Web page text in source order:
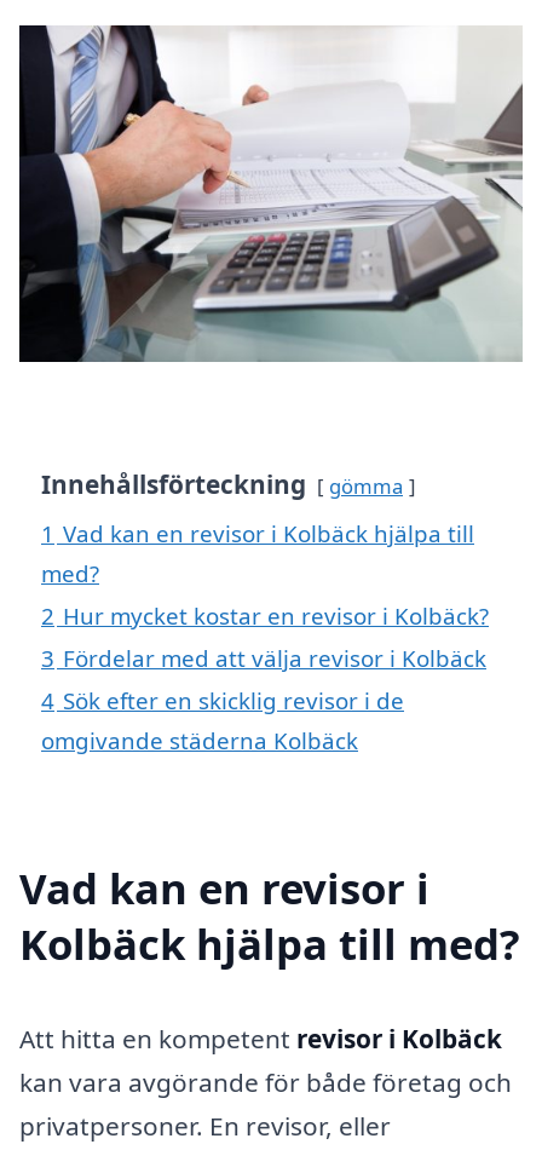
Innehållsförteckning gömma
1 Vad kan en revisor i Kolbäck hjälpa till
med?
2 Hur mycket kostar en revisor i Kolbäck?
3 Fördelar med att välja revisor i Kolbäck
4 Sök efter en skicklig revisor i de
omgivande städerna Kolbäck
Vad kan en revisor i
Kolbäck hjälpa till med?
Att hitta en kompetent revisor i Kolbäck
kan vara avgörande för både företag och
privatpersoner. En revisor, eller